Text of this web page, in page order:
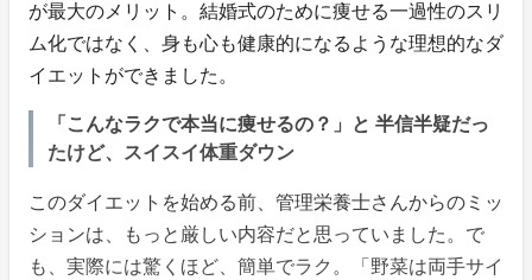
が最大のメリット。結婚式のために痩せる一過性のスリ
ム化ではなく、身も心も健康的になるような理想的なダ
イエットができました。
「こんなラクで本当に痩せるの？」と 半信半疑だっ
たけど、スイスイ体重ダウン
このダイエットを始める前、管理栄養士さんからのミッ
ションは、もっと厳しい内容だと思っていました。で
も、実際には驚くほど、簡単でラク。「野菜は両手サイ